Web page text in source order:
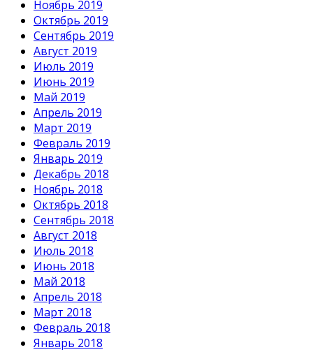
Ноябрь 2019
Октябрь 2019
Сентябрь 2019
Август 2019
Июль 2019
Июнь 2019
Май 2019
Апрель 2019
Март 2019
Февраль 2019
Январь 2019
Декабрь 2018
Ноябрь 2018
Октябрь 2018
Сентябрь 2018
Август 2018
Июль 2018
Июнь 2018
Май 2018
Апрель 2018
Март 2018
Февраль 2018
Январь 2018